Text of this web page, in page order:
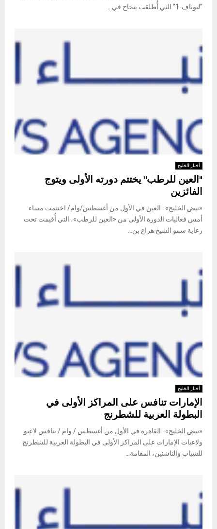
“ليوناف-1” التي أُطلقت بنجاح في...
أخبار الخليج
"العين للرطب" يختتم دورته الأولى ويتوج
الفائزين
«نبض الخليج» العين في الأول من أغسطس/وام/ اختتمت مساء
أمس فعاليات الدورة الأولى من «العين للرطب»، التي أُقيمت تحت
رعاية سمو الشيخ هزاع بن...
أخبار الخليج
الإمارات تنافس على المراكز الأولى في
البطولة العربية للشطرنج
«نبض الخليج» القاهرة في الأول من أغسطس / وام / ينافس لاعبو
ولاعبات الإمارات على المراكز الأولى في البطولة العربية للشطرنج
للشباب والناشئين، المقامة...